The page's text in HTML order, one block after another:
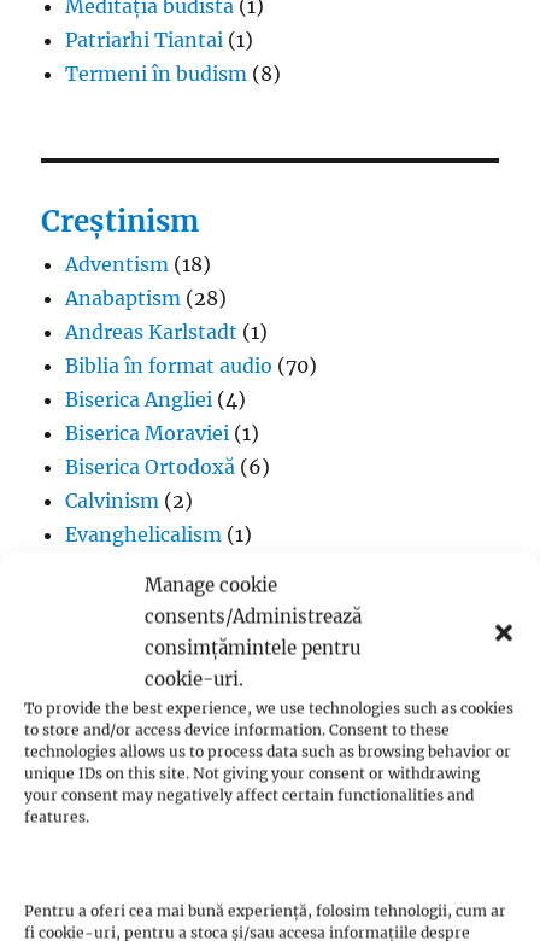
Manage cookie
consents/Administrează
consimțămintele pentru
cookie-uri.
To provide the best experience, we use technologies such as cookies
to store and/or access device information. Consent to these
technologies allows us to process data such as browsing behavior or
unique IDs on this site. Not giving your consent or withdrawing
your consent may negatively affect certain functionalities and
features.
Pentru a oferi cea mai bună experiență, folosim tehnologii, cum ar
fi cookie-uri, pentru a stoca și/sau accesa informațiile despre
Meditația budistă (1)
Patriarhi Tiantai (1)
Termeni în budism (8)
Creștinism
Adventism (18)
Anabaptism (28)
Andreas Karlstadt (1)
Biblia în format audio (70)
Biserica Angliei (4)
Biserica Moraviei (1)
Biserica Ortodoxă (6)
Calvinism (2)
Evanghelicalism (1)
Iglesia ni Cristo
(2)
(1)
Jan Hus(7)
John Calvin(3)
Luteranism(5)
Martin Luther(36)
Presbiterianism(1)